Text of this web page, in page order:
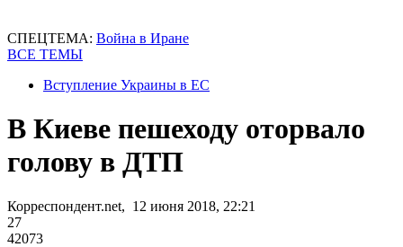
СПЕЦТЕМА: Война в Иране
ВСЕ ТЕМЫ
Вступление Украины в ЕС
В Киеве пешеходу оторвало
голову в ДТП
Корреспондент.net, 12 июня 2018, 22:21
27
42073